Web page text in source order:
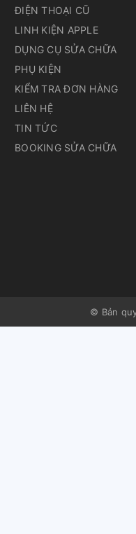
ĐIỆN THOẠI CŨ
LINH KIỆN APPLE
DỤNG CỤ SỬA CHỮA
PHỤ KIỆN
KIỂM TRA ĐƠN HÀNG
LIÊN HỆ
TIN TỨC
BOOKING SỬA CHỮA
© Bản